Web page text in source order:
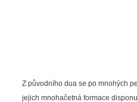
Z původního dua se po mnohých
jejich mnohačetná formace